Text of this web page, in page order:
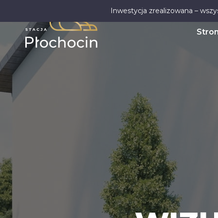
Inwestycja zrealizowana –